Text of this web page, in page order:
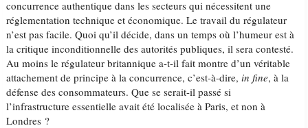
concurrence authentique dans les secteurs qui nécessitent une
réglementation technique et économique. Le travail du régulateur
n’est pas facile. Quoi qu’il décide, dans un temps où l’humeur est à
la critique inconditionnelle des autorités publiques, il sera contesté.
Au moins le régulateur britannique a-t-il fait montre d’un véritable
attachement de principe à la concurrence, c’est-à-dire,in fine, à la
défense des consommateurs. Que se serait-il passé si
l’infrastructure essentielle avait été localisée à Paris, et non à
Londres ?